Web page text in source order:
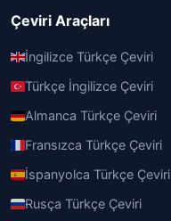
Çeviri Araçları
İngilizce Türkçe Çeviri
Türkçe İngilizce Çeviri
Almanca Türkçe Çeviri
Fransızca Türkçe Çeviri
İspanyolca Türkçe Çeviri
Rusça Türkçe Çeviri